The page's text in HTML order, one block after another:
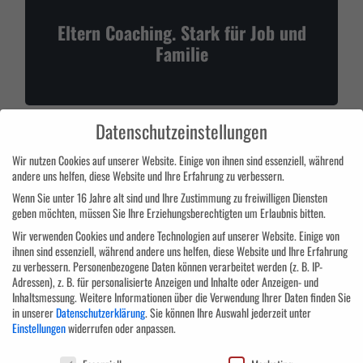
Eltern Coaching. Stark für Job und
Familie
Socialcoaching
Datenschutzeinstellungen
Wir nutzen Cookies auf unserer Website. Einige von ihnen sind essenziell, während
andere uns helfen, diese Website und Ihre Erfahrung zu verbessern.
Wenn Sie unter 16 Jahre alt sind und Ihre Zustimmung zu freiwilligen Diensten
geben möchten, müssen Sie Ihre Erziehungsberechtigten um Erlaubnis bitten.
Wir verwenden Cookies und andere Technologien auf unserer Website. Einige von
ihnen sind essenziell, während andere uns helfen, diese Website und Ihre Erfahrung
zu verbessern. Personenbezogene Daten können verarbeitet werden (z. B. IP-
Adressen), z. B. für personalisierte Anzeigen und Inhalte oder Anzeigen- und
Inhaltsmessung.Weitere Informationen über die Verwendung Ihrer Daten finden Sie
in unsererDatenschutzerklärung.Sie können Ihre Auswahl jederzeit unter
Einstellungenwiderrufen oder anpassen.
Datenschutzeinstellungen